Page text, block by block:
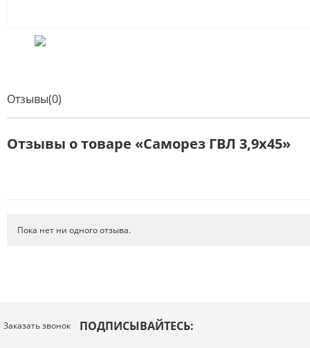
Отзывы(0)
Отзывы о товаре «Саморез ГВЛ 3,9х45»
Пока нет ни одного отзыва.
Заказать звонок
ПОДПИСЫВАЙТЕСЬ: